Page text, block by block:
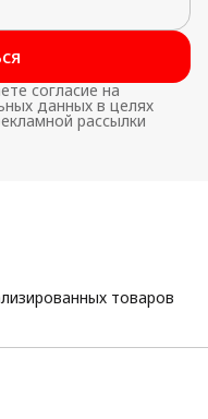
согласие на
данных в целях
рассылки
товаров